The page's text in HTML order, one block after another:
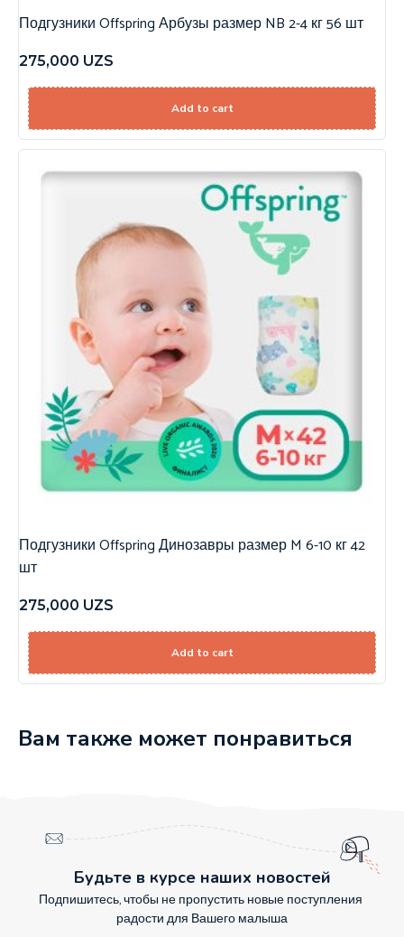
Подгузники Offspring Арбузы размер NB 2-4 кг 56 шт
275,000 UZS
Add to cart
Подгузники Offspring Динозавры размер M 6-10 кг 42
шт
275,000 UZS
Add to cart
Вам также может понравиться
Будьте в курсе наших новостей
Подпишитесь, чтобы не пропустить новые поступления
радости для Вашего малыша